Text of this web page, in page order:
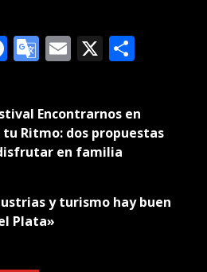
Facebook
Google
Email
X
Encontrarnos en
tu Ritmo: dos propuestas
en familia
y turismo hay buen
Plata»